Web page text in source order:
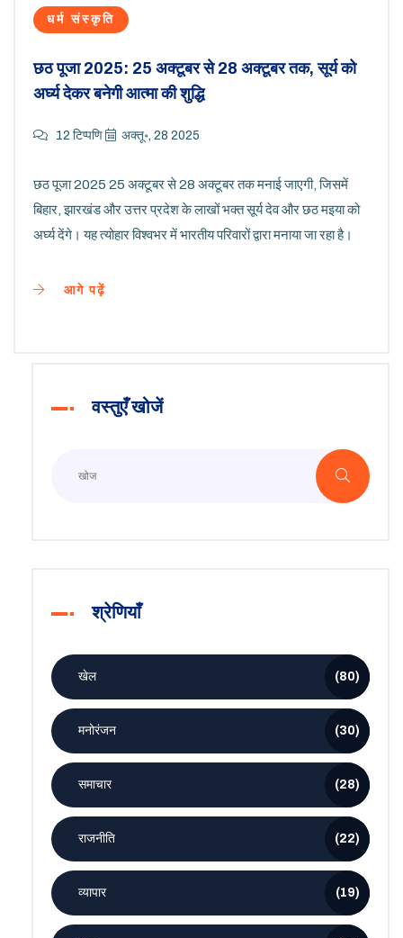
धर्म संस्कृति
छठ पूजा 2025: 25 अक्टूबर से 28 अक्टूबर तक, सूर्य को
अर्घ्य देकर बनेगी आत्मा की शुद्धि
12 टिप्पणि अक्तू॰, 28 2025
छठ पूजा 2025 25 अक्टूबर से 28 अक्टूबर तक मनाई जाएगी, जिसमें
बिहार, झारखंड और उत्तर प्रदेश के लाखों भक्त सूर्य देव और छठ मइया को
अर्घ्य देंगे। यह त्योहार विश्वभर में भारतीय परिवारों द्वारा मनाया जा रहा है।
आगे पढ़ें
वस्तुएँ खोजें
श्रेणियाँ
खेल (80)
मनोरंजन (30)
समाचार (28)
राजनीति (22)
व्यापार (19)